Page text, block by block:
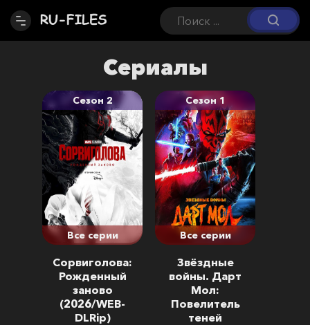
Сериалы
Сезон 2
Все серии
Сорвиголова:
Рожденный
заново
(2026/WEB-
DLRip)
Сезон 1
Все серии
Звёздные
войны. Дарт
Мол:
Повелитель
теней